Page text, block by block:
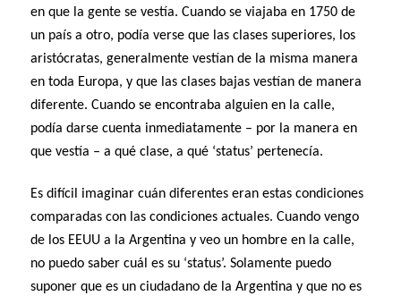
en que la gente se vestía. Cuando se viajaba en 1750 de
un país a otro, podía verse que las clases superiores, los
aristócratas, generalmente vestían de la misma manera
en toda Europa, y que las clases bajas vestían de manera
diferente. Cuando se encontraba alguien en la calle,
podía darse cuenta inmediatamente – por la manera en
que vestía – a qué clase, a qué ‘status’ pertenecía.
Es difícil imaginar cuán diferentes eran estas condiciones
comparadas con las condiciones actuales. Cuando vengo
de los EEUU a la Argentina y veo un hombre en la calle,
no puedo saber cuál es su ‘status’. Solamente puedo
suponer que es un ciudadano de la Argentina y que no es